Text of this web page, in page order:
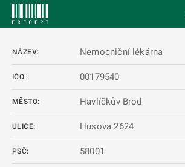
NÁZEV: Nemocniční lékárna
IČO: 00179540
MĚSTO: Havlíčkův Brod
ULICE: Husova 2624
PSČ: 58001